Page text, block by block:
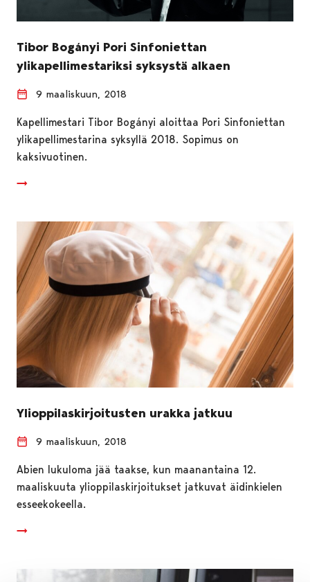
Tibor Bogányi Pori Sinfoniettan
ylikapellimestariksi syksystä alkaen
9 maaliskuun, 2018
Kapellimestari Tibor Bogányi aloittaa Pori Sinfoniettan
ylikapellimestarina syksyllä 2018. Sopimus on
kaksivuotinen.
Ylioppilaskirjoitusten urakka jatkuu
9 maaliskuun, 2018
Abien lukuloma jää taakse, kun maanantaina 12.
maaliskuuta ylioppilaskirjoitukset jatkuvat äidinkielen
esseekokeella.